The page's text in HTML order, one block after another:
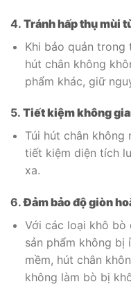
4. Tránh hấp thụ mùi
Khi bảo quản trong
hút chân không
phẩm khác, giữ
5. Tiết kiệm không
Túi hút chân không
tiết kiệm diện tích
xa.
6.Đảm bảo độ giòn
Với các loại khô bò
sản phẩm không bị
mềm, hút chân
không làm bò bị